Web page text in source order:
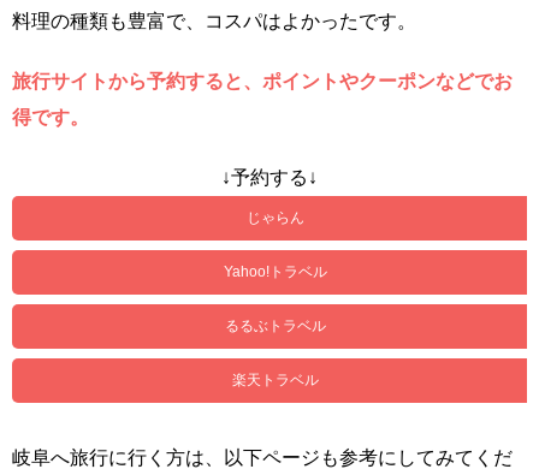
料理の種類も豊富で、コスパはよかったです。
旅行サイトから予約すると、ポイントやクーポンなどでお
得です。
↓予約する↓
じゃらん
Yahoo!トラベル
るるぶトラベル
楽天トラベル
岐阜へ旅行に行く方は、以下ページも参考にしてみてくだ